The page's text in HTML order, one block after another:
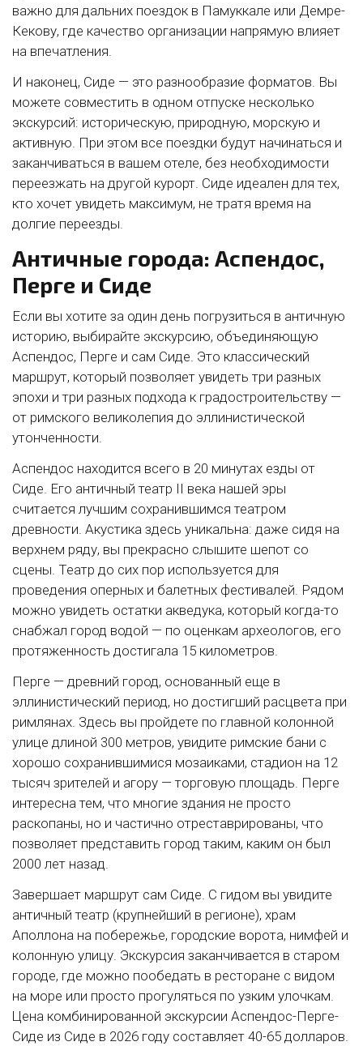
важно для дальних поездок в Памуккале или Демре-
Кекову, где качество организации напрямую влияет
на впечатления.
И наконец, Сиде — это разнообразие форматов. Вы
можете совместить в одном отпуске несколько
экскурсий: историческую, природную, морскую и
активную. При этом все поездки будут начинаться и
заканчиваться в вашем отеле, без необходимости
переезжать на другой курорт. Сиде идеален для тех,
кто хочет увидеть максимум, не тратя время на
долгие переезды.
Античные города: Аспендос,
Перге и Сиде
Если вы хотите за один день погрузиться в античную
историю, выбирайте экскурсию, объединяющую
Аспендос, Перге и сам Сиде. Это классический
маршрут, который позволяет увидеть три разных
эпохи и три разных подхода к градостроительству —
от римского великолепия до эллинистической
утонченности.
Аспендос находится всего в 20 минутах езды от
Сиде. Его античный театр II века нашей эры
считается лучшим сохранившимся театром
древности. Акустика здесь уникальна: даже сидя на
верхнем ряду, вы прекрасно слышите шепот со
сцены. Театр до сих пор используется для
проведения оперных и балетных фестивалей. Рядом
можно увидеть остатки акведука, который когда-то
снабжал город водой — по оценкам археологов, его
протяженность достигала 15 километров.
Перге — древний город, основанный еще в
эллинистический период, но достигший расцвета при
римлянах. Здесь вы пройдете по главной колонной
улице длиной 300 метров, увидите римские бани с
хорошо сохранившимися мозаиками, стадион на 12
тысяч зрителей и агору — торговую площадь. Перге
интересна тем, что многие здания не просто
раскопаны, но и частично отреставрированы, что
позволяет представить город таким, каким он был
2000 лет назад.
Завершает маршрут сам Сиде. С гидом вы увидите
античный театр (крупнейший в регионе), храм
Аполлона на побережье, городские ворота, нимфей и
колонную улицу. Экскурсия заканчивается в старом
городе, где можно пообедать в ресторане с видом
на море или просто прогуляться по узким улочкам.
Цена комбинированной экскурсии Аспендос-Перге-
Сиде из Сиде в 2026 году составляет 40-65 долларов.